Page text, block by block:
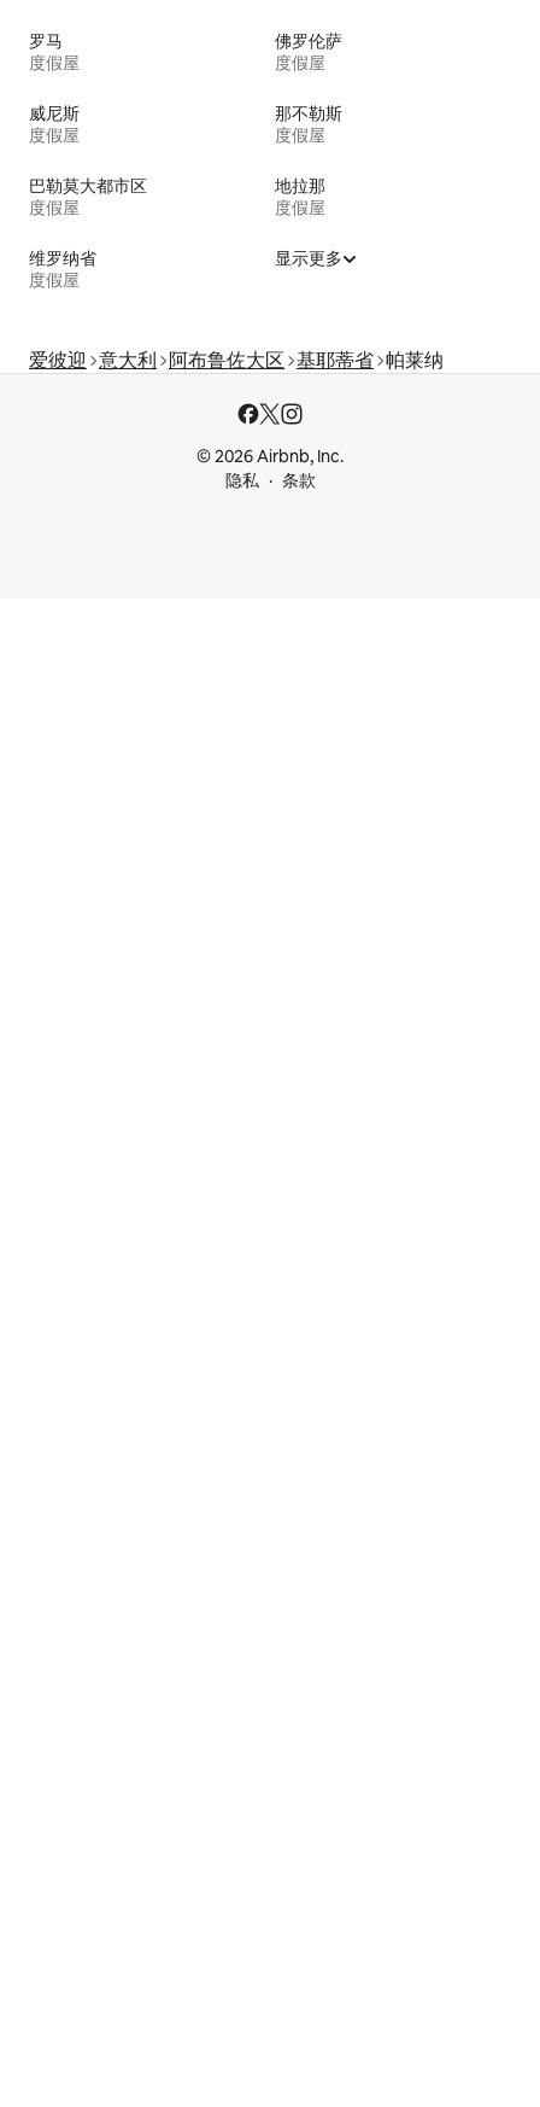
罗马
度假屋
佛罗伦萨
度假屋
威尼斯
度假屋
那不勒斯
度假屋
巴勒莫大都市区
度假屋
地拉那
度假屋
维罗纳省
度假屋
显示更多
爱彼迎 意大利 阿布鲁佐大区 基耶蒂省 帕莱纳
© 2026 Airbnb, Inc.
隐私
条款